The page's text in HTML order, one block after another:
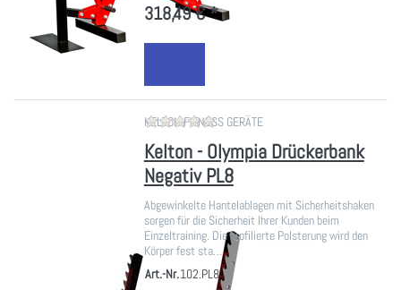
318,49 € *
KELTON FITNESS GERÄTEZu diesem Produkt liegen noch
Kelton - Olympia Drückerbank
Negativ PL8
Abgewinkelte Hantelablagen mit Sicherheitshaken
sorgen für die Sicherheit Ihrer Kunden beim
Einzeltraining. Die profilierte Polsterung wird den
Körper fest sta…
Art.-Nr.102.PL8